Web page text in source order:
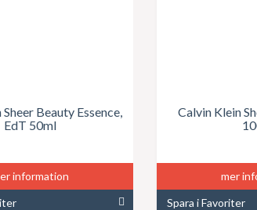
Beauty Essence,
EdT 50ml
information
Calvin Klein
mer
Spara i Favoriter